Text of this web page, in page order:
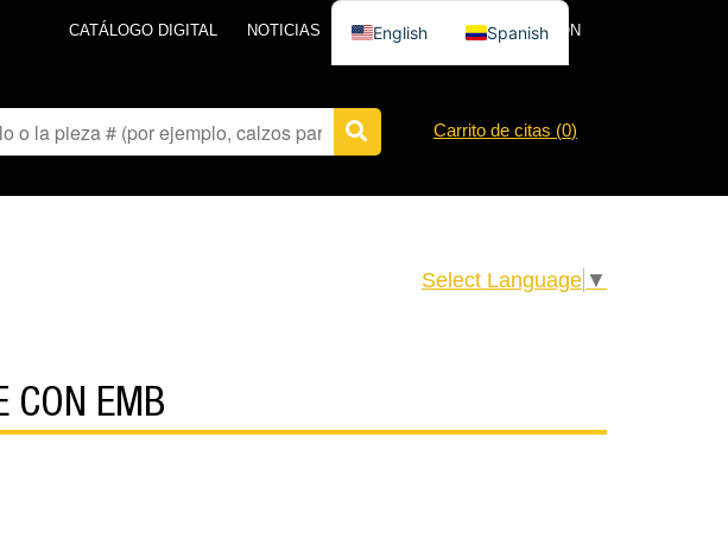
CATÁLOGO DIGITAL NOTICIAS PÓNGASE EN CONTACTO CON
Carrito de citas (0)
Select Language ▼
CON EMB
English Spanish